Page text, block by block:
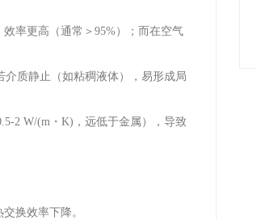
率更高（通常＞95%）；而在空气
质静止（如粘稠液体），易形成局
2 W/(m・K)，远低于金属），导致
换效率下降。